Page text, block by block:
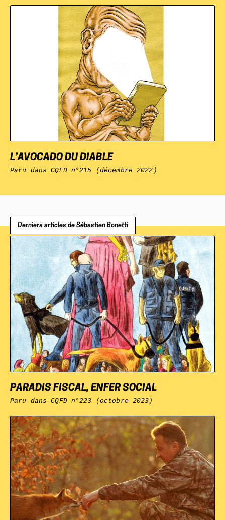
L’AVOCADO DU DIABLE
Paru dansCQFDn°215 (décembre 2022)
Derniers articles de Sébastien Bonetti
PARADIS FISCAL, ENFER SOCIAL
Paru dansCQFD n°223 (octobre 2023)